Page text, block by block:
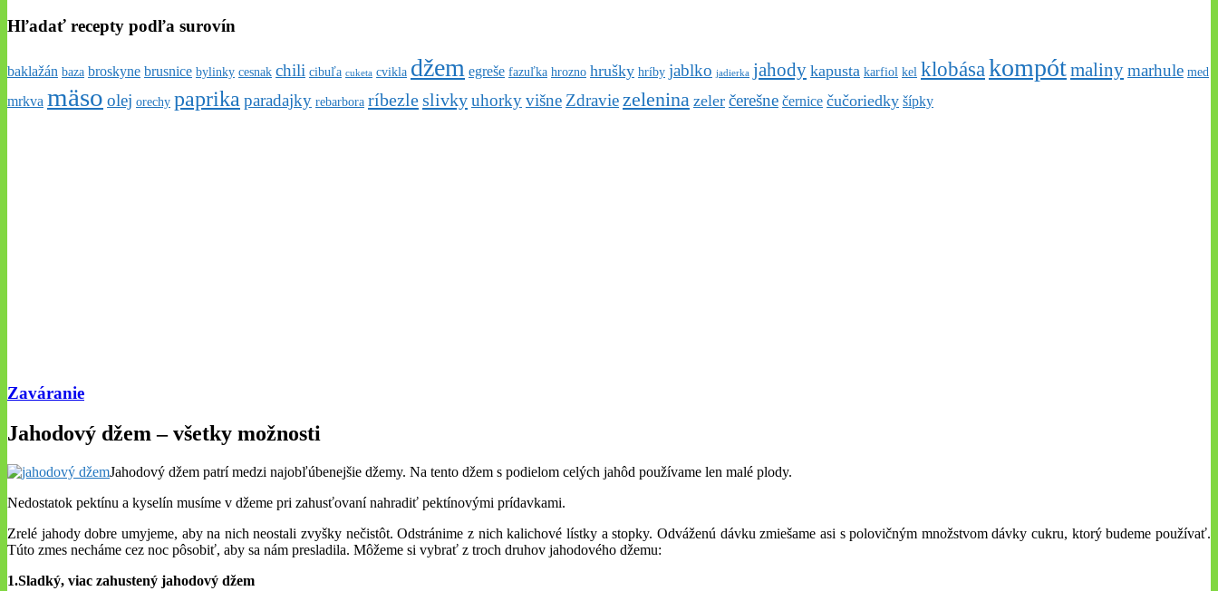
Hľadať recepty podľa surovín
baklažán baza broskyne brusnice bylinky cesnak chili cibuľa cuketa cvikla džem egreše fazuľka hrozno hrušky hríby jablko jadierka jahody kapusta karfiol kel klobásakompótmalinymarhule med
mrkva mäso olej orechy paprika paradajky rebarbora ríbezleslivkyuhorkyvišne Zdravie zelenina zeler čerešne černice čučoriedky šípky
Zaváranie
Jahodový džem – všetky možnosti
Jahodový džem patrí medzi najobľúbenejšie džemy. Na tento džem s podielom celých jahôd používame len malé plody.
Nedostatok pektínu a kyselín musíme v džeme pri zahusťovaní nahradiť pektínovými prídavkami.
Zrelé jahody dobre umyjeme, aby na nich neostali zvyšky nečistôt. Odstránime z nich kalichové lístky a stopky. Odváženú dávku zmiešame asi s polovičným množstvom dávky cukru, ktorý budeme používať.
Túto zmes necháme cez noc pôsobiť, aby sa nám presladila. Môžeme si vybrať z troch druhov jahodového džemu:
1.Sladký, viac zahustený jahodový džem